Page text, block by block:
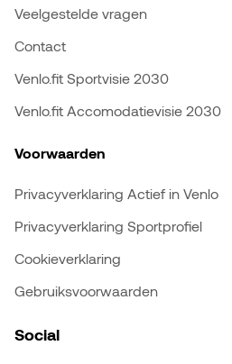
Veelgestelde vragen
Contact
Venlo.fit Sportvisie 2030
Venlo.fit Accomodatievisie 2030
Voorwaarden
Privacyverklaring Actief in Venlo
Privacyverklaring Sportprofiel
Cookieverklaring
Gebruiksvoorwaarden
Social